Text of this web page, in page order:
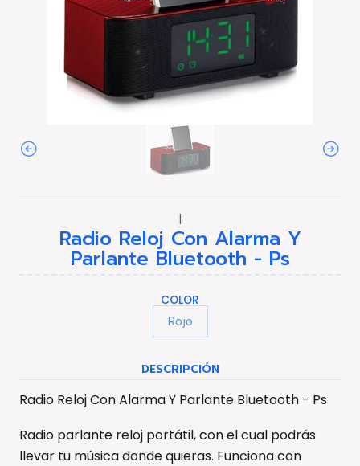
|
Radio Reloj Con Alarma Y
Parlante Bluetooth - Ps
COLOR
Rojo
DESCRIPCIÓN
Radio Reloj Con Alarma Y Parlante Bluetooth - Ps
Radio parlante reloj portátil, con el cual podrás
llevar tu música donde quieras. Funciona con